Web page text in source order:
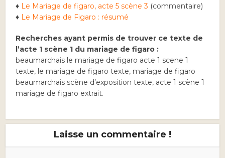
♦ Le Mariage de figaro, acte 5 scène 3 (commentaire)
♦ Le Mariage de Figaro : résumé
Recherches ayant permis de trouver ce texte de
l’acte 1 scène 1 du mariage de figaro :
beaumarchais le mariage de figaro acte 1 scene 1
texte, le mariage de figaro texte, mariage de figaro
beaumarchais scène d’exposition texte, acte 1 scène 1
mariage de figaro extrait.
Laisse un commentaire !